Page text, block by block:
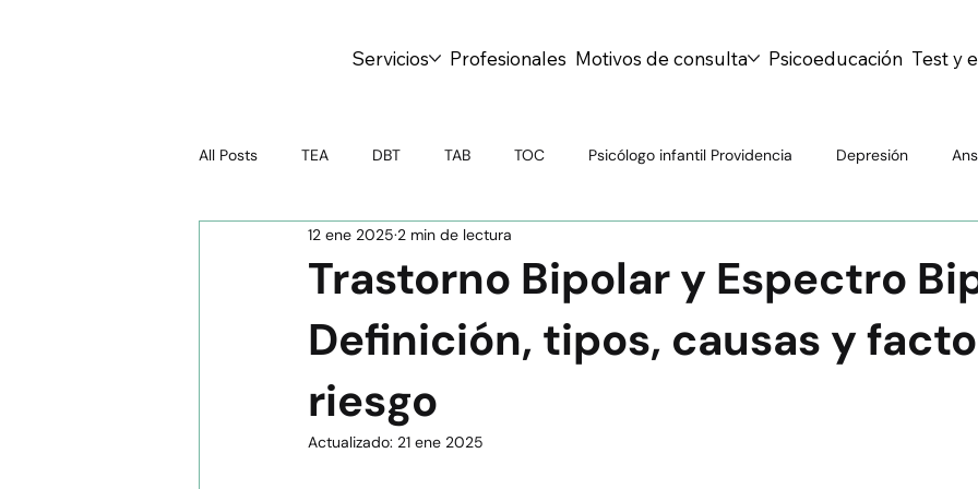
Servicios Profesionales Motivos de consulta Psicoeducación Test y
All Posts TEA DBT TAB TOC Psicólogo infantil Providencia Depresión
Psicoterapia Test online Psiquiatría General
Crianza Saludable Salud Mental Atención Psiquiátrica Mitos y Realidades
Educación emocional
Trastorno Bipolar y Espectro
Definición, tipos, causas y
riesgo
12 ene 2025 2 min de lectura
Actualizado: 21 ene 2025